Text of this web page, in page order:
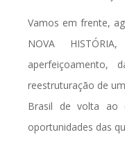
Vamos em frente,
NOVA
aperfeiçoamento,
reestruturação de
Brasil de volta ao
oportunidades das